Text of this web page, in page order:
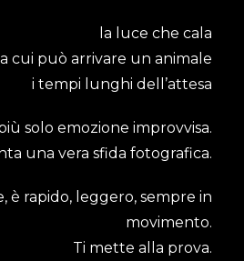
la luce che cala
cui può arrivare un animale
i tempi lunghi dell’attesa
solo emozione improvvisa.
una vera sfida fotografica.
è rapido, leggero, sempre in
movimento.
Ti mette alla prova.